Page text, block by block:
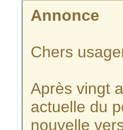
Annonce
Chers
Après vingt
actuelle du
nouvelle